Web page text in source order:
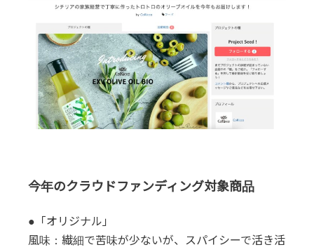
今年のクラウドファンディング対象商品
●「オリジナル」
風味：繊細で苦味が少ないが、スパイシーで活き活